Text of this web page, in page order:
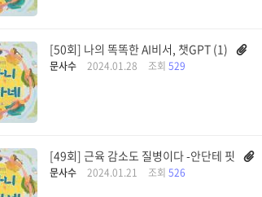
[50회] 나의 똑똑한 AI비서, 챗GPT (1)
문사수 2024.01.28 조회 529
[49회] 근육 감소도 질병이다 -안단테 핏
문사수 2024.01.21 조회 526